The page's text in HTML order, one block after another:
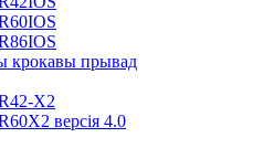
крокавы прывад
X2
версія 4.0